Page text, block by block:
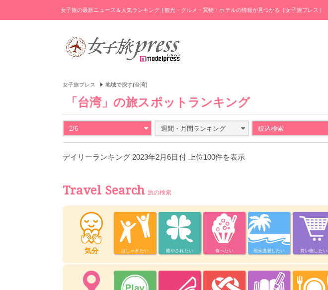
女子旅の最新ニュース＆人気ランキング | 観光・グルメ・買物・ホテルの情報が見つかる［女子旅プレス］
女子旅プレス 地域で探す(台湾)
「台湾」の旅スポットランキング
2/6 週間・月間ランキング 絞込検索
デイリーランキング 2023年2月6日付 上位100件を表示
Travel Search 旅の検索
気分 はしゃぎたい 癒やされたい 食べたい 現実逃避したい 買い物したい